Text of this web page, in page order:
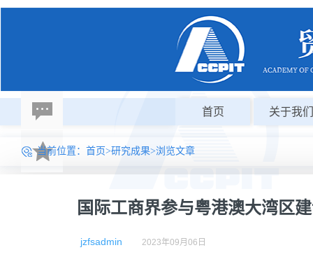
首页 关于我们
当前位置： 首页>研究成果>浏览文章
国际工商界参与粤港澳大湾区
jzfsadmin 2023年09月06日